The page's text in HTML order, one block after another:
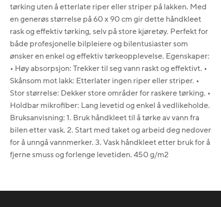
tørking uten å etterlate riper eller striper på lakken. Med
en generøs størrelse på 60 x 90 cm gir dette håndkleet
rask og effektiv tørking, selv på store kjøretøy. Perfekt for
både profesjonelle bilpleiere og bilentusiaster som
ønsker en enkel og effektiv tørkeopplevelse. Egenskaper:
• Høy absorpsjon: Trekker til seg vann raskt og effektivt. •
Skånsom mot lakk: Etterlater ingen riper eller striper. •
Stor størrelse: Dekker store områder for raskere tørking. •
Holdbar mikrofiber: Lang levetid og enkel å vedlikeholde.
Bruksanvisning: 1. Bruk håndkleet til å tørke av vann fra
bilen etter vask. 2. Start med taket og arbeid deg nedover
for å unngå vannmerker. 3. Vask håndkleet etter bruk for å
fjerne smuss og forlenge levetiden. 450 g/m2